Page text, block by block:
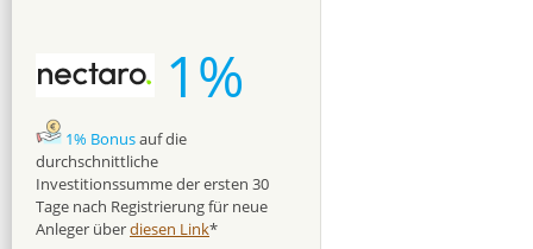
1%
1% Bonusauf die
durchschnittliche
Investitionssumme der ersten 30
Tage nach Registrierung für neue
Anleger überdiesen Link*